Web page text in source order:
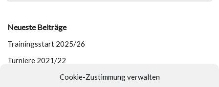
Cookie-Zustimmung verwalten
Neueste Beiträge
Trainingsstart 2025/26
Turniere 2021/22
Outdoor-Training